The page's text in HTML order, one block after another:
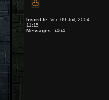
Inscrit le: Ven 09 Juil, 2004
11:15
Messages: 6464